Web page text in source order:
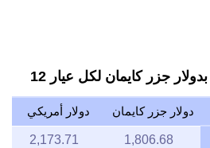
جزر كايمان لكل عيار 12
دولار جزر كايمان دولار أمريكي
1,806.68
2,173.71